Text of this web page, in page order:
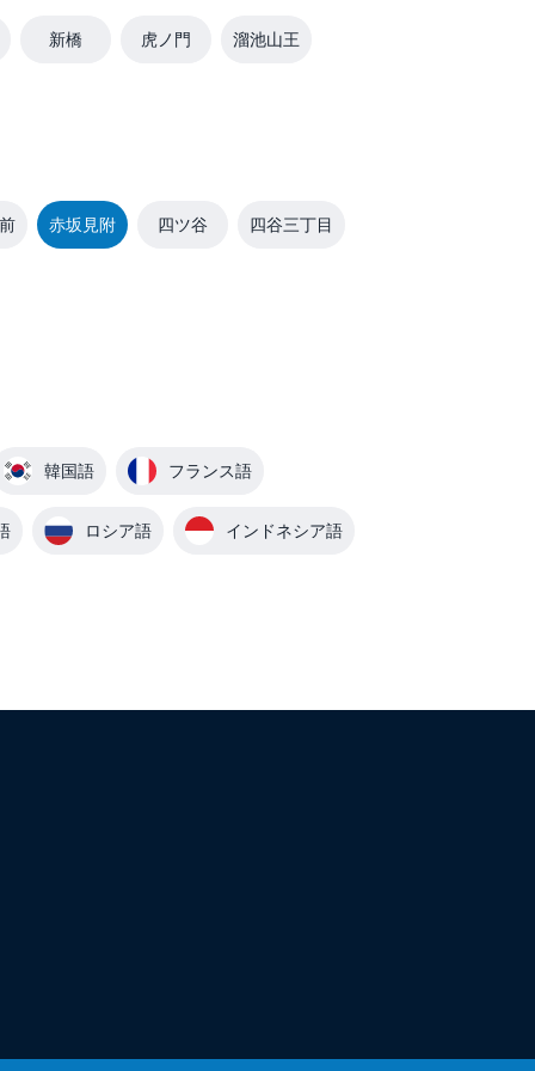
新橋 虎ノ門 溜池山王
赤坂見附 四ツ谷 四谷三丁目
韓国語 フランス語
ロシア語 インドネシア語